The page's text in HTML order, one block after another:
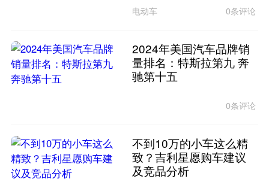
电动车 0条评论
2024年美国汽车品牌销
量排名：特斯拉第九 奔
驰第十五
0条评论
不到10万的小车这么精
致？吉利星愿购车建议
及竞品分析